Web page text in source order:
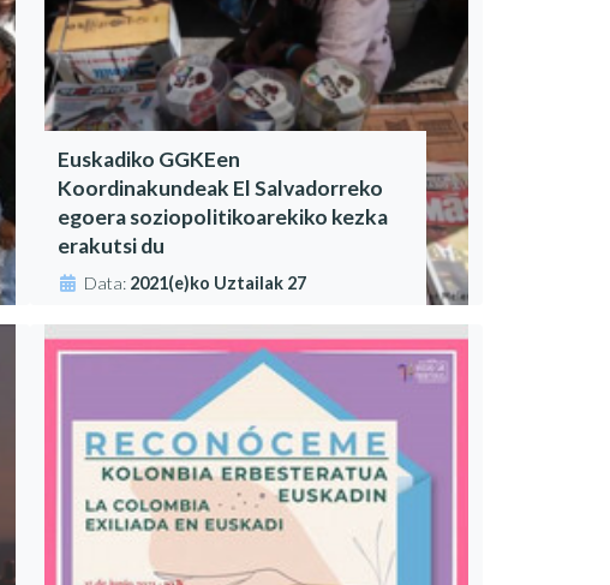
Euskadiko GGKEen
Koordinakundeak El Salvadorreko
egoera soziopolitikoarekiko kezka
erakutsi du
Data: 2021(e)ko Uztailak 27